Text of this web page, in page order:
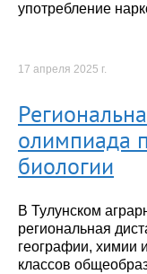
употребление
17 апреля 2025 г.
олимпиада
биологии
В Тулунском
региональная
географии, химии
классов